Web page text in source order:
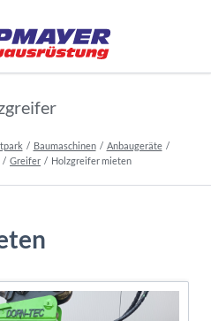
Baumaschinen
Anbaugeräte
Greifer Holzgreifer mieten